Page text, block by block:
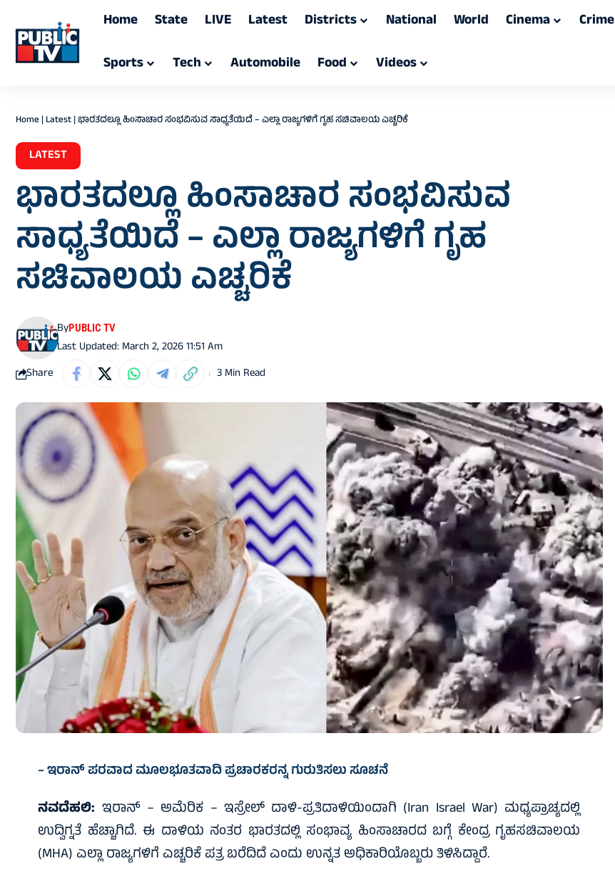
Home State LIVE Latest Districts National World Cinema Crime
Sports
Tech Automobile Food Videos
Home |Latest|ಭಾರತದಲ್ಲೂ ಹಿಂಸಾಚಾರ ಸಂಭವಿಸುವ ಸಾಧ್ಯತೆಯಿದೆ – ಎಲ್ಲಾ ರಾಜ್ಯಗಳಿಗೆ ಗೃಹ ಸಚಿವಾಲಯ ಎಚ್ಚರಿಕೆ
LATEST
ಭಾರತದಲ್ಲೂ ಹಿಂಸಾಚಾರ ಸಂಭವಿಸುವ
ಸಾಧ್ಯತೆಯಿದೆ – ಎಲ್ಲಾ ರಾಜ್ಯಗಳಿಗೆ ಗೃಹ
ಸಚಿವಾಲಯ ಎಚ್ಚರಿಕೆ
Last Updated: March 2, 2026 11:51 Am
ByPUBLIC TV
Share 3 Min Read
– ಇರಾನ್ ಪರವಾದ ಮೂಲಭೂತವಾದಿ ಪ್ರಚಾರಕರನ್ನ ಗುರುತಿಸಲು ಸೂಚನೆ
ನವದೆಹಲಿ: ಇರಾನ್‌ – ಅಮೆರಿಕ – ಇಸ್ರೇಲ್‌ ದಾಳಿ-ಪ್ರತಿದಾಳಿಯಿಂದಾಗಿ (Iran Israel War) ಮಧ್ಯಪ್ರಾಚ್ಯದಲ್ಲಿ
ಉದ್ವಿಗ್ನತೆ ಹೆಚ್ಚಾಗಿದೆ. ಈ ದಾಳಿಯ ನಂತರ ಭಾರತದಲ್ಲಿ ಸಂಭಾವ್ಯ ಹಿಂಸಾಚಾರದ ಬಗ್ಗೆ ಕೇಂದ್ರ ಗೃಹಸಚಿವಾಲಯ
(MHA) ಎಲ್ಲಾ ರಾಜ್ಯಗಳಿಗೆ ಎಚ್ಚರಿಕೆ ಪತ್ರ ಬರೆದಿದೆ ಎಂದು ಉನ್ನತ ಅಧಿಕಾರಿಯೊಬ್ಬರು ತಿಳಿಸಿದ್ದಾರೆ.